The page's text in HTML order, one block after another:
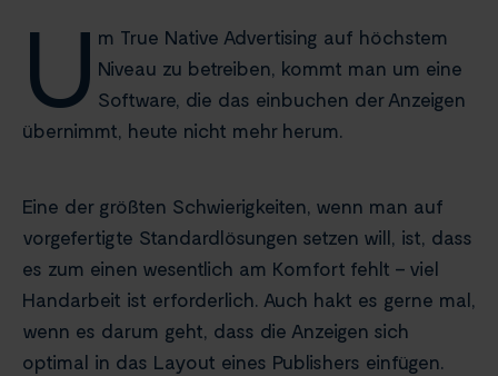
U m True Native Advertising auf höchstem
Niveau zu betreiben, kommt man um eine
Software, die das einbuchen der Anzeigen
übernimmt, heute nicht mehr herum.
Eine der größten Schwierigkeiten, wenn man auf
vorgefertigte Standardlösungen setzen will, ist, dass
es zum einen wesentlich am Komfort fehlt – viel
Handarbeit ist erforderlich. Auch hakt es gerne mal,
wenn es darum geht, dass die Anzeigen sich
optimal in das Layout eines Publishers einfügen.